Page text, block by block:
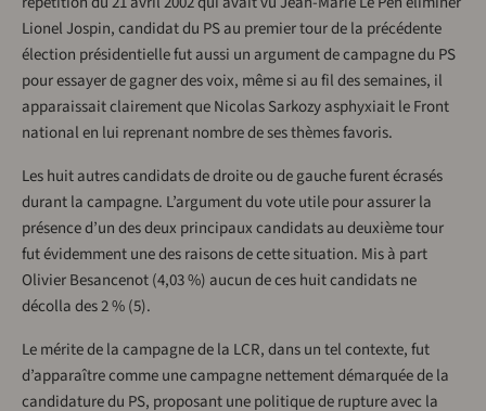
Lionel Jospin, candidat du PS au premier tour de la précédente
élection présidentielle fut aussi un argument de campagne du PS
pour essayer de gagner des voix, même si au fil des semaines, il
apparaissait clairement que Nicolas Sarkozy asphyxiait le Front
national en lui reprenant nombre de ses thèmes favoris.
Les huit autres candidats de droite ou de gauche furent écrasés
durant la campagne. L’argument du vote utile pour assurer la
présence d’un des deux principaux candidats au deuxième tour
fut évidemment une des raisons de cette situation. Mis à part
Olivier Besancenot (4,03 %) aucun de ces huit candidats ne
décolla des 2 % (5).
Le mérite de la campagne de la LCR, dans un tel contexte, fut
d’apparaître comme une campagne nettement démarquée de la
candidature du PS, proposant une politique de rupture avec la